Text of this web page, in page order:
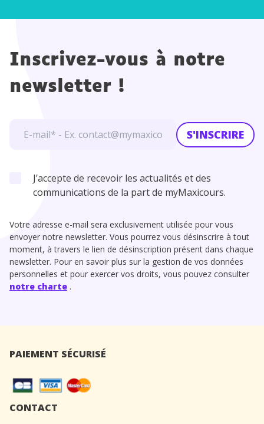
es
Inscrivez-vous à notre
newsletter !
S'INSCRIRE
J’accepte de recevoir les actualités et des
communications de la part de myMaxicours.
Votre adresse e-mail sera exclusivement utilisée pour vous
envoyer notre newsletter. Vous pourrez vous désinscrire à tout
moment, à travers le lien de désinscription présent dans chaque
newsletter. Pour en savoir plus sur la gestion de vos données
personnelles et pour exercer vos droits, vous pouvez consulter
notre charte .
PAIEMENT SÉCURISÉ
CONTACT